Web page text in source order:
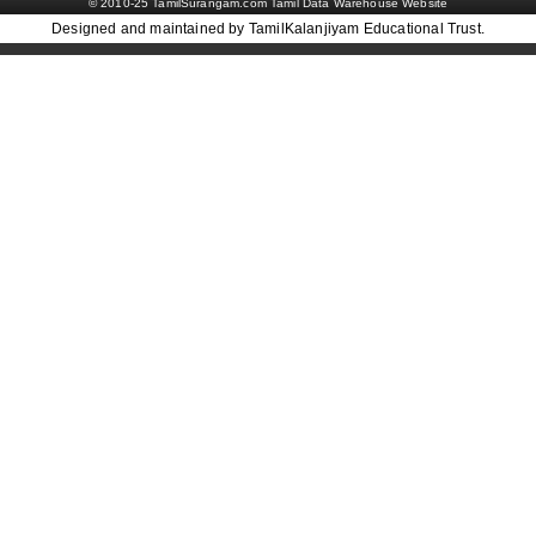
© 2010-25 TamilSurangam.com Tamil Data Warehouse Website
Designed and maintained by TamilKalanjiyam Educational Trust.